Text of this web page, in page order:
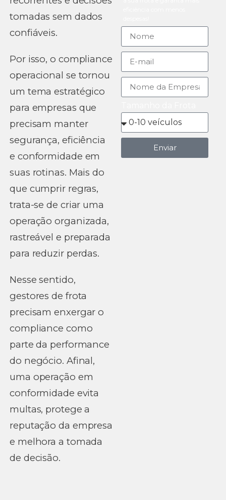
tomadas sem dados
confiáveis.
Por isso, o compliance
operacional se tornou
um tema estratégico
para empresas que
precisam manter
segurança, eficiência
e conformidade em
suas rotinas. Mais do
que cumprir regras,
trata-se de criar uma
operação organizada,
rastreável e preparada
para reduzir perdas.
Nesse sentido,
gestores de frota
precisam enxergar o
compliance como
parte da performance
do negócio. Afinal,
uma operação em
conformidade evita
multas, protege a
reputação da empresa
e melhora a tomada
de decisão.
Enviar